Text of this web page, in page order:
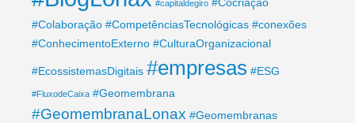
#capitaldegiro
#Colaboração #CompetênciasTecnológicas #conexões
#ConhecimentoExterno #CulturaOrganizacional
#EcossistemasDigitais #empresas #ESG
#FluxodeCaixa #Geomembrana
#GeomembranaLonax #Geomembranas